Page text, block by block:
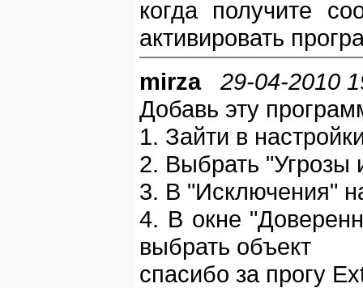
когда получите
активировать
mirza 29-04-2010
Добавь эту
1. Зайти в
2. Выбрать "Угрозы
3. В "Исключения"
4. В окне
выбрать объект
спасибо за прогу